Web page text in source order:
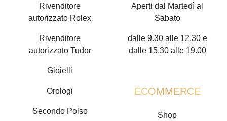
Rivenditore
autorizzato Rolex
Rivenditore
autorizzato Tudor
Gioielli
Orologi
Secondo Polso
Aperti dal Martedì al
Sabato
dalle 9.30 alle 12.30 e
dalle 15.30 alle 19.00
ECOMMERCE
Shop